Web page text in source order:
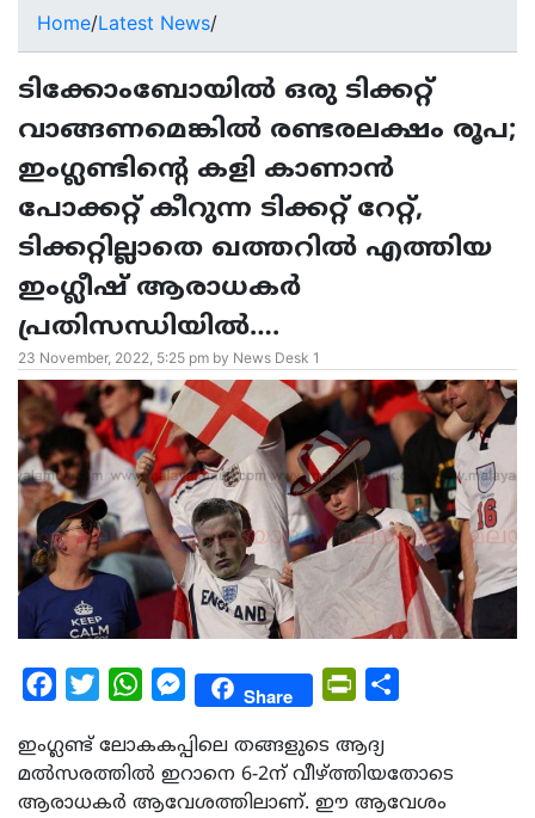
Home/Latest News/
ടിക്കോംബോയില്‍ ഒരു ടിക്കറ്റ്
വാങ്ങണമെങ്കില്‍ രണ്ടരലക്ഷം രൂപ;
ഇംഗ്ലണ്ടിന്റെ കളി കാണാന്‍
പോക്കറ്റ് കീറുന്ന ടിക്കറ്റ് റേറ്റ്,
ടിക്കറ്റില്ലാതെ ഖത്തറില്‍ എത്തിയ
ഇംഗ്ലീഷ് ആരാധകര്‍
പ്രതിസന്ധിയിൽ….
23 November, 2022, 5:25 pm by News Desk 1
Facebook
Twitter WhatsAppMessengerShare PrintFriendly
ഇംഗ്ലണ്ട് ലോകകപ്പിലെ തങ്ങളുടെ ആദ്യ
മല്‍സരത്തില്‍ ഇറാനെ 6-2ന് വീഴ്ത്തിയതോടെ
ആരാധകര്‍ ആവേശത്തിലാണ്. ഈ ആവേശം